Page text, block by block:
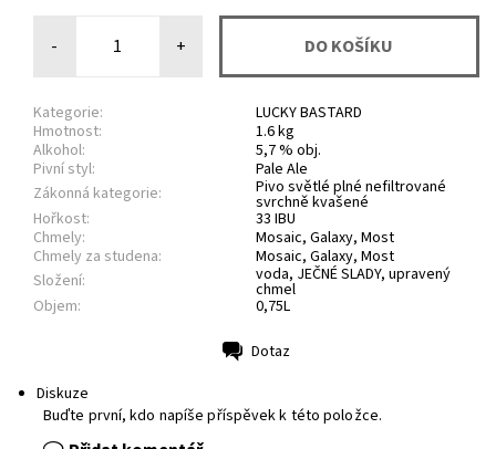
- +
Kategorie:
LUCKY BASTARD
Hmotnost:
1.6 kg
Alkohol:
5,7 % obj.
Pivní styl:
Pale Ale
Zákonná kategorie:
Pivo světlé plné nefiltrované
svrchně kvašené
Hořkost:
33 IBU
Chmely:
Mosaic, Galaxy, Most
Chmely za studena:
Mosaic, Galaxy, Most
Složení:
voda, JEČNÉ SLADY, upravený
chmel
Objem: 0,75L
Dotaz
Diskuze
Buďte první, kdo napíše příspěvek k této položce.